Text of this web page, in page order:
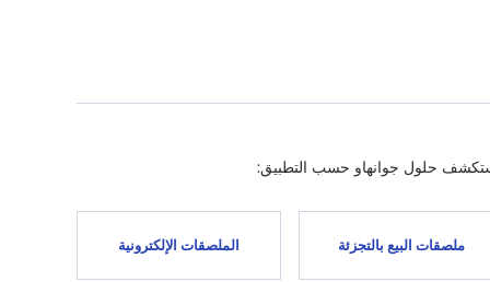
استكشف حلول جوانهاو حسب التطبيق:
ملصقات البيع بالتجزئة الملصقات الإلكترونية